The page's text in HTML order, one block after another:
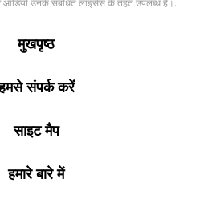
ऑडियो उनके संबंधित लाइसेंस के तहत उपलब्ध हैं।.
मुखपृष्ठ
संपर्क करें
साइट मैप
हमारे बारे में